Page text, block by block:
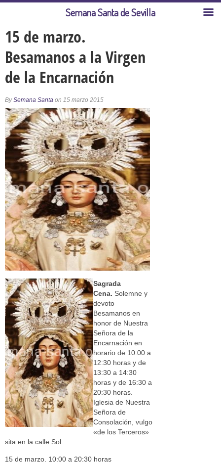
15 de marzo.
Besamanos a la Virgen
de la Encarnación
BySemana Santa on 15 marzo 2015
Sagrada
Cena. Solemne y
devoto
Besamanos en
honor de Nuestra
Señora de la
Encarnación en
horario de 10:00 a
12:30 horas y de
13:30 a 14:30
horas y de 16:30 a
20:30 horas.
Iglesia de Nuestra
Señora de
Consolación, vulgo
«de los Terceros»
sita en la calle Sol.
15 de marzo. 10:00 a 20:30 horas
Semana Santa de Sevilla